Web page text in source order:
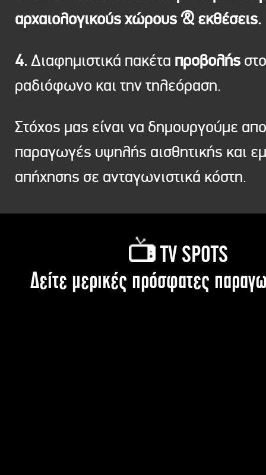
αρχαιολογικούς χώρους & εκθέσεις.
4.Διαφημιστικά πακέτα προβολής στο
ραδιόφωνο και την τηλεόραση.
Στόχος μας είναι να δημουργούμε
παραγωγές υψηλής αισθητικής και
απήχησης σε ανταγωνιστικά κόστη.
TV SPOTS
Δείτε μερικές πρόσφατες